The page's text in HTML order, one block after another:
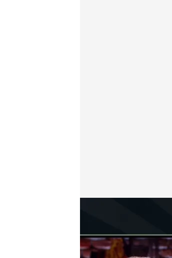
05 DIC 2022 - 00:30h.